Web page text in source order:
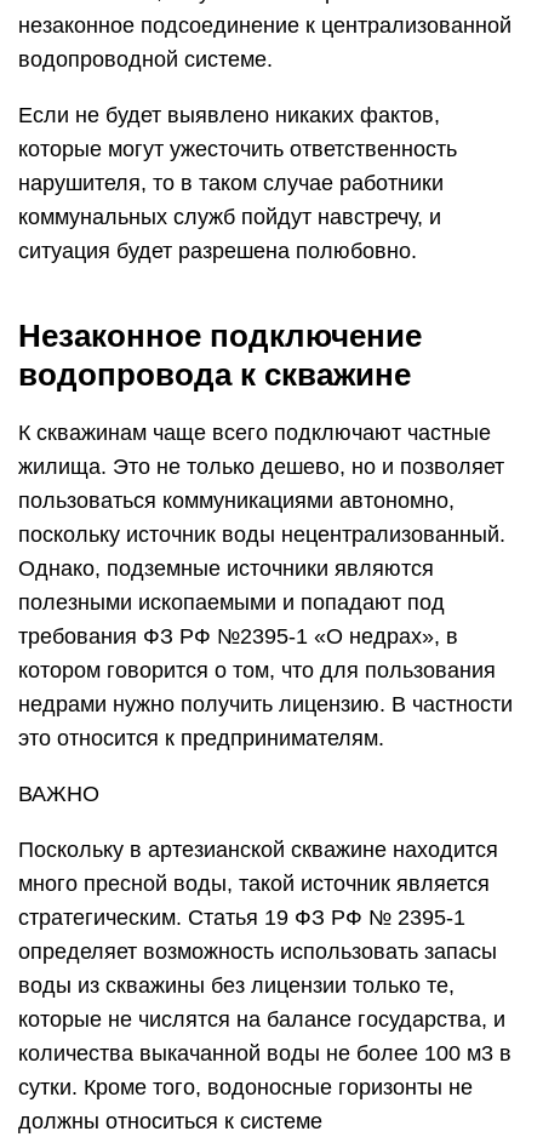
незаконное подсоединение к централизованной
водопроводной системе.
Если не будет выявлено никаких фактов,
которые могут ужесточить ответственность
нарушителя, то в таком случае работники
коммунальных служб пойдут навстречу, и
ситуация будет разрешена полюбовно.
Незаконное подключение
водопровода к скважине
К скважинам чаще всего подключают частные
жилища. Это не только дешево, но и позволяет
пользоваться коммуникациями автономно,
поскольку источник воды нецентрализованный.
Однако, подземные источники являются
полезными ископаемыми и попадают под
требования ФЗ РФ №2395-1 «О недрах», в
котором говорится о том, что для пользования
недрами нужно получить лицензию. В частности
это относится к предпринимателям.
ВАЖНО
Поскольку в артезианской скважине находится
много пресной воды, такой источник является
стратегическим. Статья 19 ФЗ РФ № 2395-1
определяет возможность использовать запасы
воды из скважины без лицензии только те,
которые не числятся на балансе государства, и
количества выкачанной воды не более 100 м3 в
сутки. Кроме того, водоносные горизонты не
должны относиться к системе